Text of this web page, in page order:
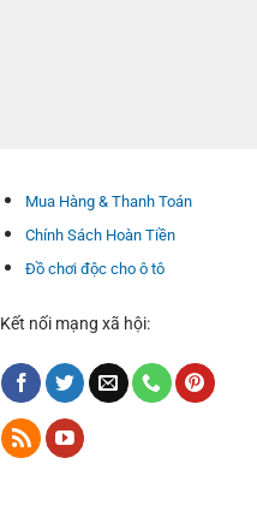
Mua Hàng & Thanh Toán
Chính Sách Hoàn Tiền
Đồ chơi độc cho ô tô
Kết nối mạng xã hội: